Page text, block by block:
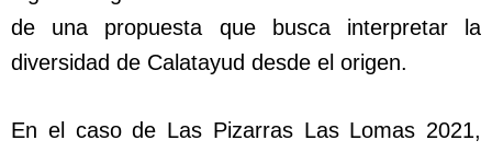
de una propuesta que busca interpretar la
diversidad de Calatayud desde el origen.
En el caso de Las Pizarras Las Lomas 2021,